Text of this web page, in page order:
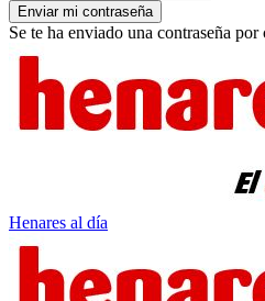
Se te ha enviado una contraseña
Henares al día